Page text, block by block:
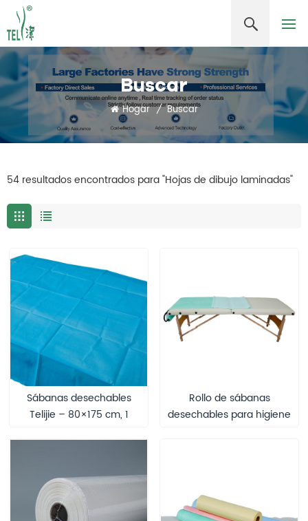
Buscar
Hogar / Buscar
54 resultados encontrados para "Hojas de dibujo laminadas"
Sábanas desechables
Telijie – 80×175 cm, 1
Rollo de sábanas
desechables para higiene
personal médico.